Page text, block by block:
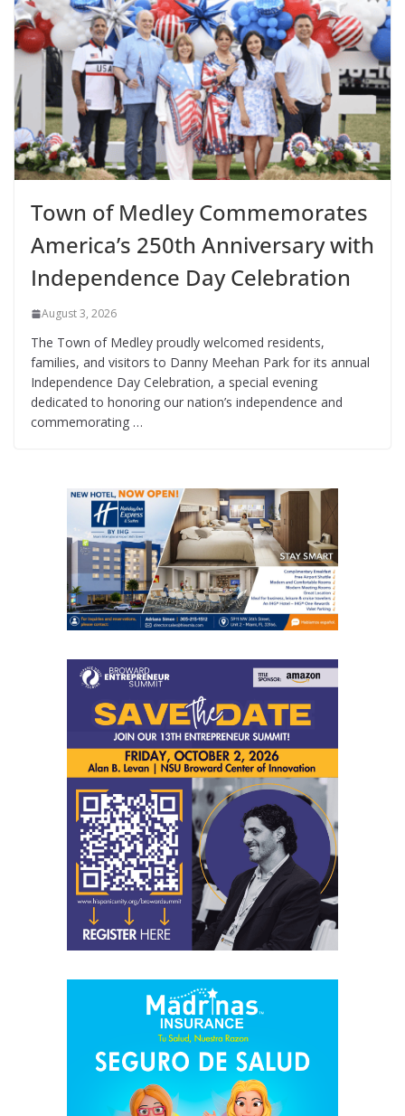
Town of Medley Commemorates
America’s 250th Anniversary with
Independence Day Celebration
August 3, 2026
The Town of Medley proudly welcomed residents,
families, and visitors to Danny Meehan Park for its annual
Independence Day Celebration, a special evening
dedicated to honoring our nation’s independence and
commemorating …